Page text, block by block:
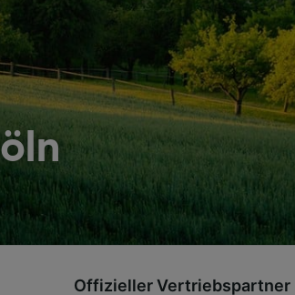
Offizieller Vertriebspartner